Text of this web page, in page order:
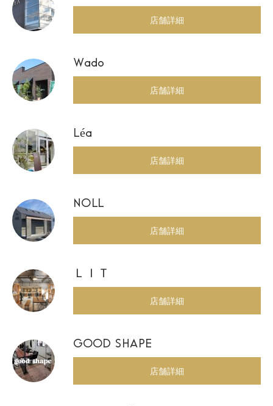
店舗詳細
Wado
店舗詳細
Léa
店舗詳細
NOLL
店舗詳細
ＬＩＴ
店舗詳細
GOOD SHAPE
店舗詳細